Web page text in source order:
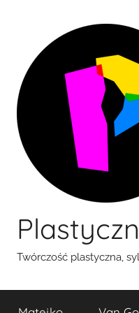
Twórczość plastyczna,